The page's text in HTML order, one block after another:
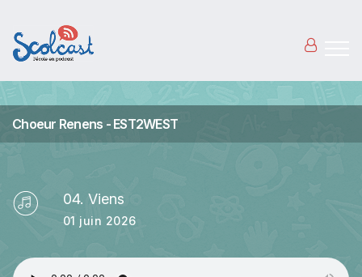
Choeur Renens - EST2WEST
04. Viens
01 juin 2026